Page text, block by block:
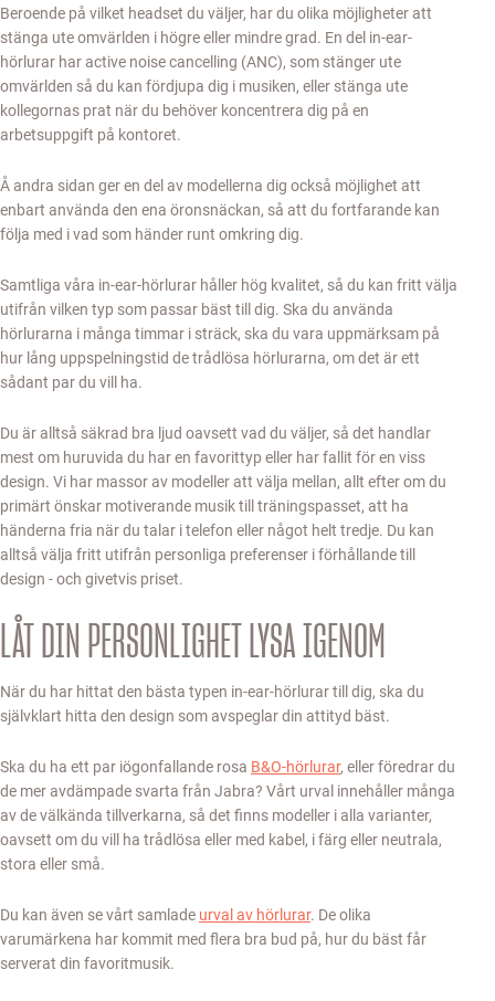
Beroende på vilket headset du väljer, har du olika möjligheter att
stänga ute omvärlden i högre eller mindre grad. En del in-ear-
hörlurar har active noise cancelling (ANC), som stänger ute
omvärlden så du kan fördjupa dig i musiken, eller stänga ute
kollegornas prat när du behöver koncentrera dig på en
arbetsuppgift på kontoret.
Å andra sidan ger en del av modellerna dig också möjlighet att
enbart använda den ena öronsnäckan, så att du fortfarande kan
följa med i vad som händer runt omkring dig.
Samtliga våra in-ear-hörlurar håller hög kvalitet, så du kan fritt välja
utifrån vilken typ som passar bäst till dig. Ska du använda
hörlurarna i många timmar i sträck, ska du vara uppmärksam på
hur lång uppspelningstid de trådlösa hörlurarna, om det är ett
sådant par du vill ha.
Du är alltså säkrad bra ljud oavsett vad du väljer, så det handlar
mest om huruvida du har en favorittyp eller har fallit för en viss
design. Vi har massor av modeller att välja mellan, allt efter om du
primärt önskar motiverande musik till träningspasset, att ha
händerna fria när du talar i telefon eller något helt tredje. Du kan
alltså välja fritt utifrån personliga preferenser i förhållande till
design - och givetvis priset.
LÅT DIN PERSONLIGHET LYSA IGENOM
När du har hittat den bästa typen in-ear-hörlurar till dig, ska du
självklart hitta den design som avspeglar din attityd bäst.
Ska du ha ett par iögonfallande rosa B&O-hörlurar, eller föredrar du
de mer avdämpade svarta från Jabra? Vårt urval innehåller många
av de välkända tillverkarna, så det finns modeller i alla varianter,
oavsett om du vill ha trådlösa eller med kabel, i färg eller neutrala,
stora eller små.
Du kan även se vårt samlade urval av hörlurar. De olika
varumärkena har kommit med flera bra bud på, hur du bäst får
serverat din favoritmusik.